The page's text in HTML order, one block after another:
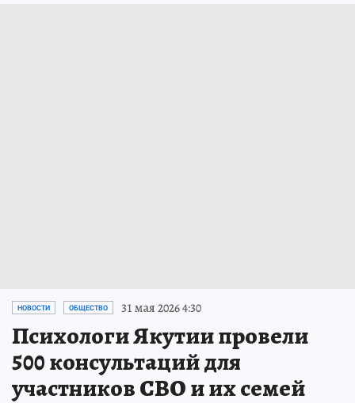
НОВОСТИ ОБЩЕСТВО 31 мая 2026 4:30
Психологи Якутии провели
500 консультаций для
участников СВО и их семей